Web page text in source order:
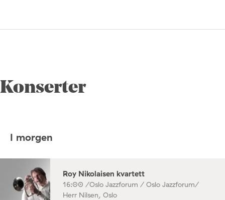
Konserter
I morgen
Roy Nikolaisen kvartett
16:00 /Oslo Jazzforum / Oslo Jazzforum/
Herr Nilsen, Oslo